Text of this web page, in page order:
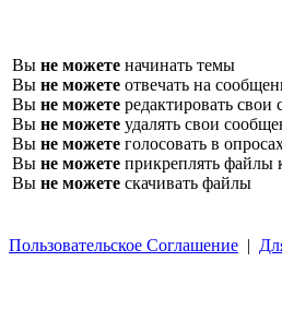
Вы не можете начинать темы
Вы не можете отвечать на
Вы не можете редактировать свои
Вы не можете удалять свои
Вы не можете голосовать в
Вы не можете прикреплять файлы
Вы не можете скачивать файлы
Пользовательское Соглашение |